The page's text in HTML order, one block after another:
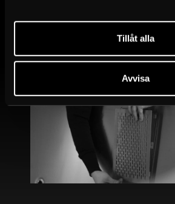
Tillåt alla
Avvisa
Précision dans chaque détail – conçus